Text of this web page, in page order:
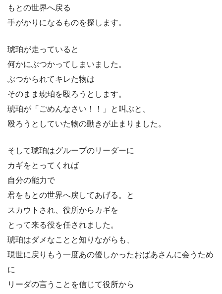
もとの世界へ戻る
手がかりになるものを探します。
琥珀が走っていると
何かにぶつかってしまいました。
ぶつかられてキレた物は
そのまま琥珀を殴ろうとします。
琥珀が「ごめんなさい！！」と叫ぶと、
殴ろうとしていた物の動きが止まりました。
そして琥珀はグループのリーダーに
カギをとってくれば
自分の能力で
君をもとの世界へ戻してあげる。と
スカウトされ、役所からカギを
とって来る役を任されました。
琥珀はダメなことと知りながらも、
現世に戻りもう一度あの優しかったおばあさんに会うため
に
リーダの言うことを信じて役所から